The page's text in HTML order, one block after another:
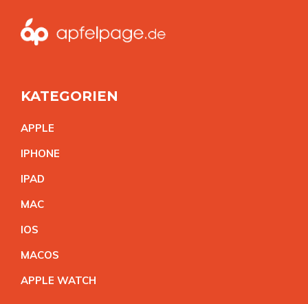
KATEGORIEN
APPLE
IPHONE
IPAD
MAC
IOS
MACOS
APPLE WATCH